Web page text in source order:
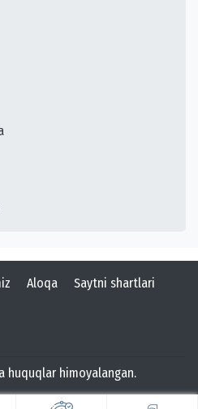
Aloqa Saytni shartlari
huquqlar himoyalangan.